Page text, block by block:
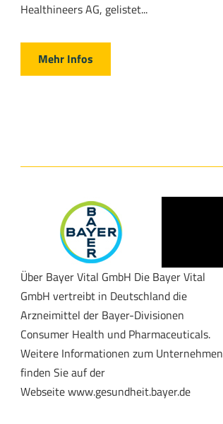
Healthineers AG, gelistet...
Mehr Infos
Über Bayer Vital GmbH Die Bayer Vital
GmbH vertreibt in Deutschland die
Arzneimittel der Bayer-Divisionen
Consumer Health und Pharmaceuticals.
Weitere Informationen zum Unternehmen
finden Sie auf der
Webseite www.gesundheit.bayer.de